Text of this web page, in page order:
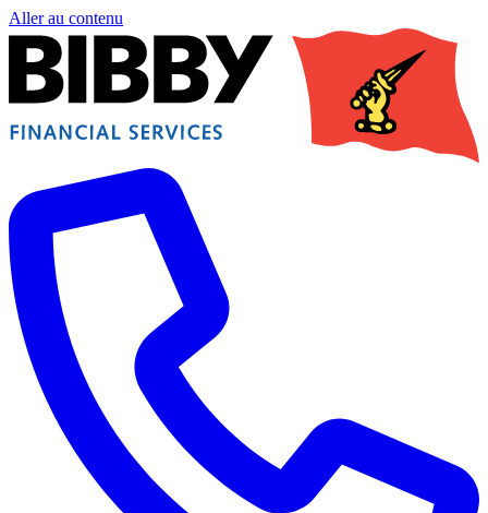
Aller au contenu